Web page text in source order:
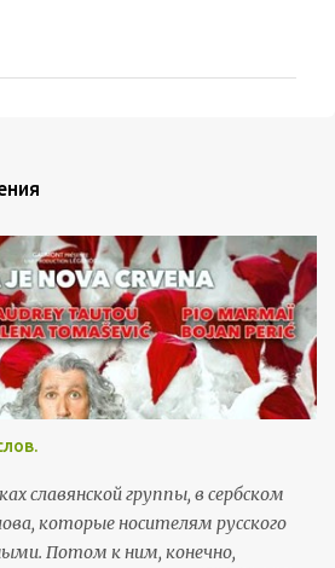
славянской группы, в сербском
которые носителям русского
Потом к ним, конечно,